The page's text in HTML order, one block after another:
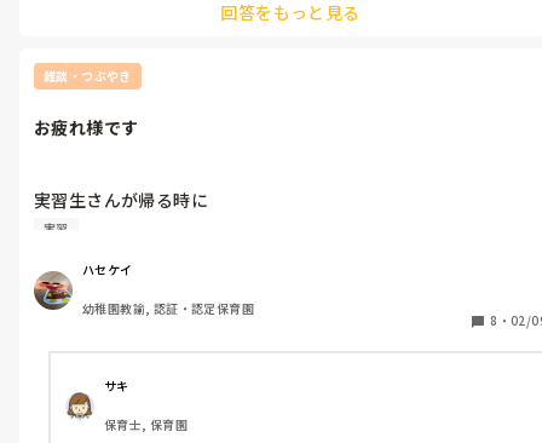
さ〜』
『おー、任せろ任せろ🙃
。。また明日！』
『はい！また明日！』
回答をもっと見る
雑談・つぶやき
お疲れ様です
実習生さんが帰る時に
『お疲れ様です』
自分の時はどうだったかなあー。。と思いつつ。
同僚や身内に使う言葉？って聞いたこともあるようなないよう
な。。
自分は全然良いんですけど、もし気にする人に使って注意された
ら可哀想だしなあ。。とちょっと引っかかってます。
詳しい人お願いします。
実習
ハセケイ
幼稚園教諭, 認証・認定保育園
8 ・ 02/
サキ
保育士, 保育園